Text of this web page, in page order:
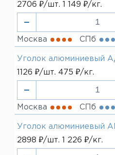
2706 ₽/шт. 1 149 ₽/кг.
Москва СПб
Уголок алюминиевый
1126 ₽/шт. 475 ₽/кг.
Москва СПб
Уголок алюминиевый
2898 ₽/шт. 1 226 ₽/кг.